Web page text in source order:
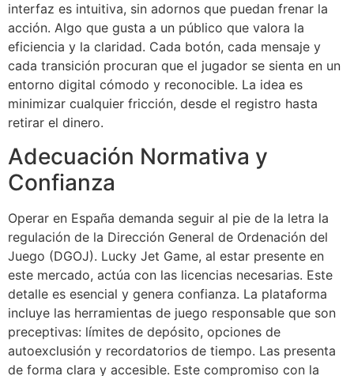
interfaz es intuitiva, sin adornos que puedan frenar la
acción. Algo que gusta a un público que valora la
eficiencia y la claridad. Cada botón, cada mensaje y
cada transición procuran que el jugador se sienta en un
entorno digital cómodo y reconocible. La idea es
minimizar cualquier fricción, desde el registro hasta
retirar el dinero.
Adecuación Normativa y
Confianza
Operar en España demanda seguir al pie de la letra la
regulación de la Dirección General de Ordenación del
Juego (DGOJ). Lucky Jet Game, al estar presente en
este mercado, actúa con las licencias necesarias. Este
detalle es esencial y genera confianza. La plataforma
incluye las herramientas de juego responsable que son
preceptivas: límites de depósito, opciones de
autoexclusión y recordatorios de tiempo. Las presenta
de forma clara y accesible. Este compromiso con la